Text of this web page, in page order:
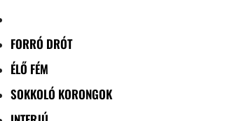
FORRÓ DRÓT
ÉLŐ FÉM
SOKKOLÓ KORONGOK